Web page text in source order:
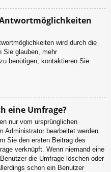
wird durch die
Sie glauben, mehr
benötigen, kontaktieren Sie
eine Umfrage?
nur vom ursprünglichen
Administrator bearbeitet werden.
Sie den ersten Beitrag des
verknüpft. Wenn niemand eine
die Umfrage löschen oder
schon ein Benutzer